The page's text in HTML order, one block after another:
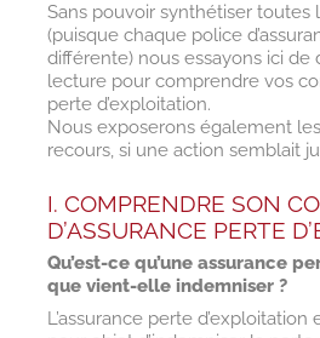
Sans pouvoir synthétiser toutes
(puisque chaque police
différente) nous essayons ici de
lecture pour comprendre vos
perte d’exploitation.
Nous exposerons également
recours, si une action semblait
I. COMPRENDRE SON
D’ASSURANCE PERTE
Qu’est-ce qu’une assurance
que vient-elle indemniser ?
L’assurance perte